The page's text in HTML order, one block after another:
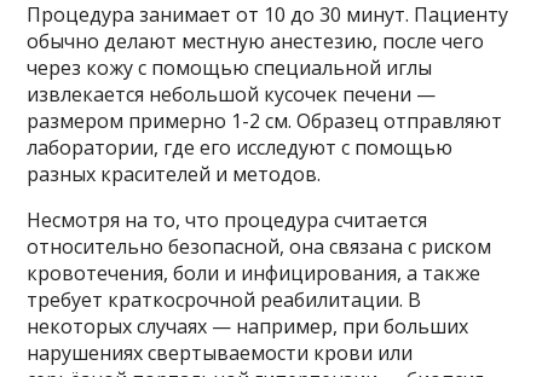
Процедура занимает от 10 до 30 минут. Пациенту
обычно делают местную анестезию, после чего
через кожу с помощью специальной иглы
извлекается небольшой кусочек печени —
размером примерно 1-2 см. Образец отправляют
лаборатории, где его исследуют с помощью
разных красителей и методов.
Несмотря на то, что процедура считается
относительно безопасной, она связана с риском
кровотечения, боли и инфицирования, а также
требует краткосрочной реабилитации. В
некоторых случаях — например, при больших
нарушениях свертываемости крови или